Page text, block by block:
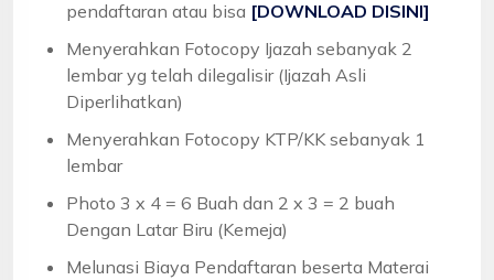
pendaftaran atau bisa [DOWNLOAD DISINI]
Menyerahkan Fotocopy Ijazah sebanyak 2
lembar yg telah dilegalisir (Ijazah Asli
Diperlihatkan)
Menyerahkan Fotocopy KTP/KK sebanyak 1
lembar
Photo 3 x 4 = 6 Buah dan 2 x 3 = 2 buah
Dengan Latar Biru (Kemeja)
Melunasi Biaya Pendaftaran beserta Materai